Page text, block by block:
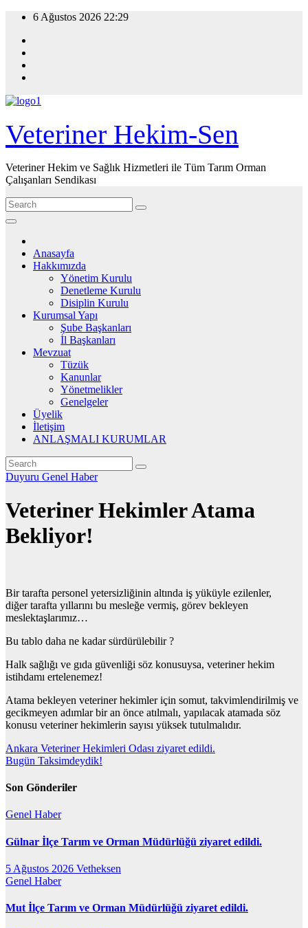
Skip
content
6 Ağustos 2026 22:29
Veteriner Hekim-Sen
Veteriner Hekim ve Sağlık Hizmetleri ile Tüm Tarım Orman
Çalışanları Sendikası
Anasayfa
Hakkımızda
Yönetim Kurulu
Denetleme Kurulu
Disiplin Kurulu
Kurumsal Yapı
Şube Başkanları
İl Başkanları
Mevzuat
Tüzük
Kanunlar
Yönetmelikler
Genelgeler
Üyelik
İletişim
ANLAŞMALI KURUMLAR
Duyuru Genel Haber
Veteriner Hekimler Atama
Bekliyor!
Bir tarafta personel yetersizliğinin altında iş yüküyle ezilenler,
diğer tarafta yıllarını bu mesleğe vermiş, görev bekleyen
meslektaşlarımız…
Bu tablo daha ne kadar sürdürülebilir ?
Halk sağlığı ve gıda güvenliği söz konusuysa, veteriner hekim
istihdamı ertelenemez!
Atama bekleyen veteriner hekimler için somut, takvimlendirilmiş ve
gecikmeyen adımlar bir an önce atılmalı, yapılacak atamada söz
konusu veteriner hekimlerin sayısı yüksek tutulmalıdır.
Yazı
gezinmesi
Ankara Veteriner Hekimleri Odası ziyaret edildi.
Bugün Taksimdeydik!
Son Gönderiler
Genel Haber
Gülnar İlçe Tarım ve Orman Müdürlüğü ziyaret edildi.
5 Ağustos 2026 Vetheksen
Genel Haber
Mut İlçe Tarım ve Orman Müdürlüğü ziyaret edildi.